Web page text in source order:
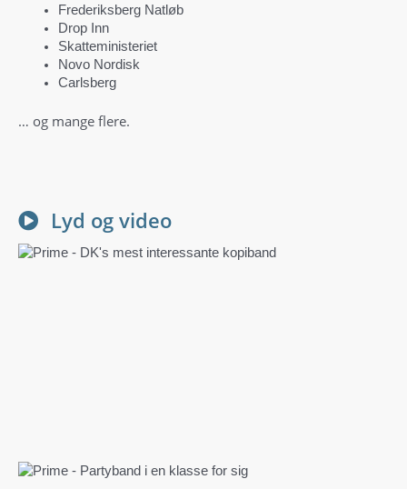
Frederiksberg Natløb
Drop Inn
Skatteministeriet
Novo Nordisk
Carlsberg
… og mange flere.
Lyd og video